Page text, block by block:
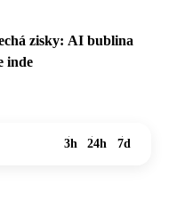
zisky: AI bublina
inde
3h 24h 7d